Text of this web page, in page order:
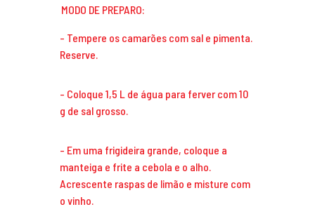
MODO DE PREPARO:
Tempere os camarões com sal e pimenta.
Reserve.
Coloque 1,5 L de água para ferver com 10
g de sal grosso.
Em uma frigideira grande, coloque a
manteiga e frite a cebola e o alho.
Acrescente raspas de limão e misture com
o vinho.